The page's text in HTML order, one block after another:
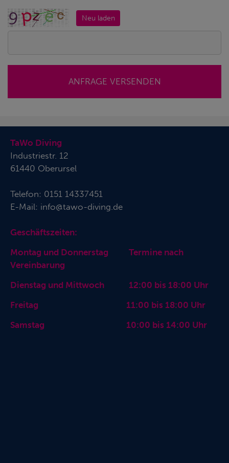
Neu laden
ANFRAGE VERSENDEN
TaWo Diving
Industriestr. 12
61440 Oberursel
Telefon: 0151 14337451
E-Mail: info@tawo-diving.de
Geschäftszeiten:
Montag und Donnerstag Termine nach
Vereinbarung
Dienstag und Mittwoch 12:00 bis 18:00 Uhr
Freitag 11:00 bis 18:00 Uhr
Samstag 10:00 bis 14:00 Uhr